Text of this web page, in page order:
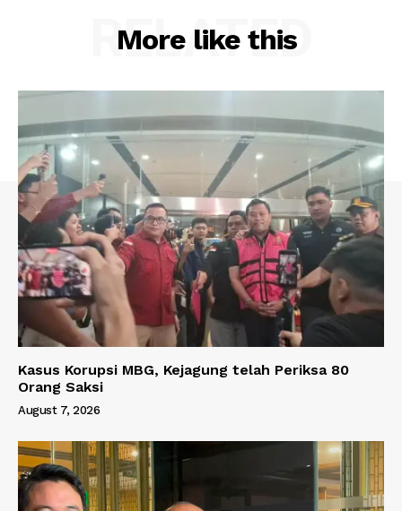
More like this
RELATED
Kasus Korupsi MBG, Kejagung telah Periksa 80
Orang Saksi
August 7, 2026